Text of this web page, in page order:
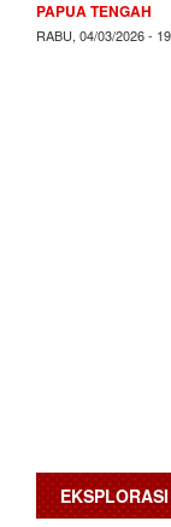
PAPUA TENGAH
RABU, 04/03/2026 -
EKSPLORASI